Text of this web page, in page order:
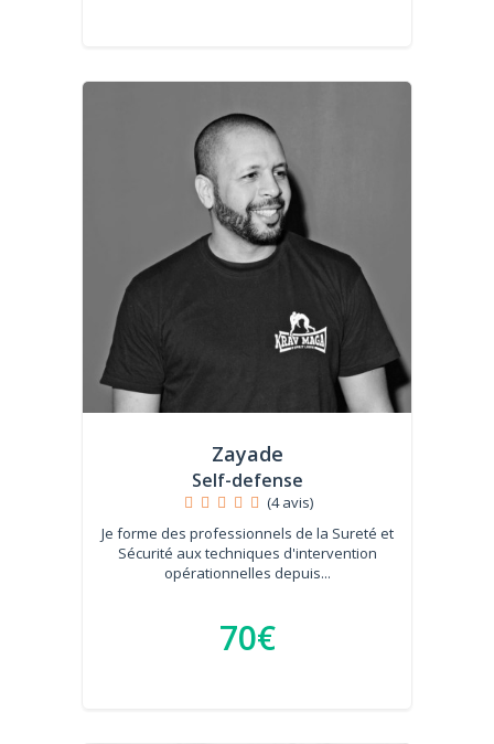
Zayade
Self-defense
(4 avis)
Je forme des professionnels de la Sureté et
Sécurité aux techniques d'intervention
opérationnelles depuis...
70€